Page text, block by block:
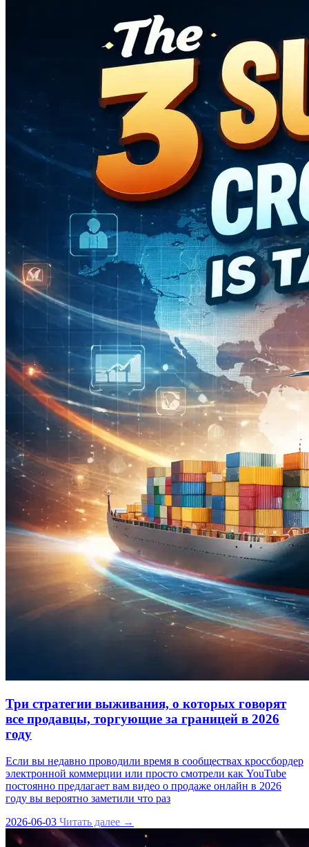
Три стратегии выживания, о которых говорят
все продавцы, торгующие за границей в 2026
году
Если вы недавно проводили время в сообществах кроссбордер
электронной коммерции или просто смотрели как YouTube
постоянно предлагает вам видео о продаже онлайн в 2026
году вы вероятно заметили что раз
2026-06-03 Читать далее →